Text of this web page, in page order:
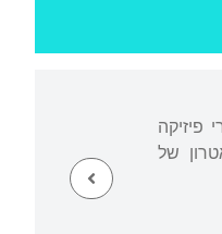
פיזיקה
של